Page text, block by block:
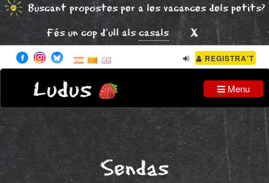
Buscant propostes per a les vacances dels petits?
Fés un cop d'ull alscasals x
REGISTRA'T
Ludus Menu
Sendas